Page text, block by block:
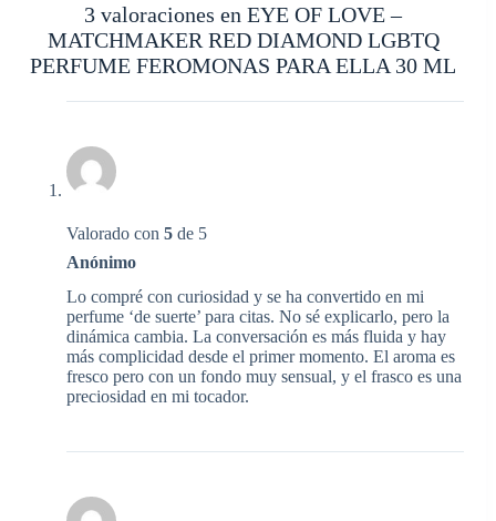
3 valoraciones enEYE OF LOVE –
MATCHMAKER RED DIAMOND LGBTQ
PERFUME FEROMONAS PARA ELLA 30 ML
Valorado con 5 de 5
Anónimo
Lo compré con curiosidad y se ha convertido en mi
perfume ‘de suerte’ para citas. No sé explicarlo, pero la
dinámica cambia. La conversación es más fluida y hay
más complicidad desde el primer momento. El aroma es
fresco pero con un fondo muy sensual, y el frasco es una
preciosidad en mi tocador.